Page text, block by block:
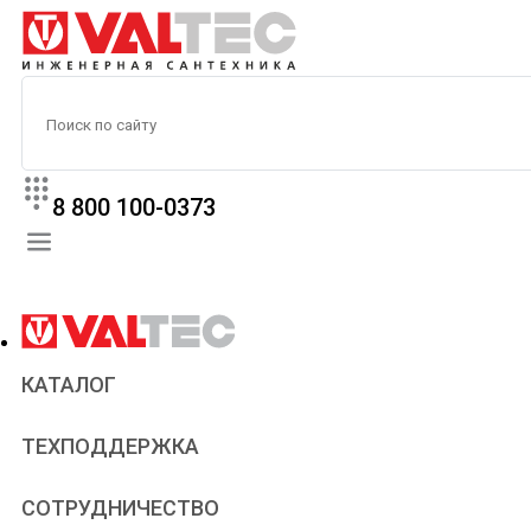
8 800 100-0373
КАТАЛОГ
ТЕХПОДДЕРЖКА
Паспорта и сертификаты
Статьи
СОТРУДНИЧЕСТВО
Сантехникам